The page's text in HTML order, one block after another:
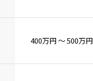
400万円 〜 500万円